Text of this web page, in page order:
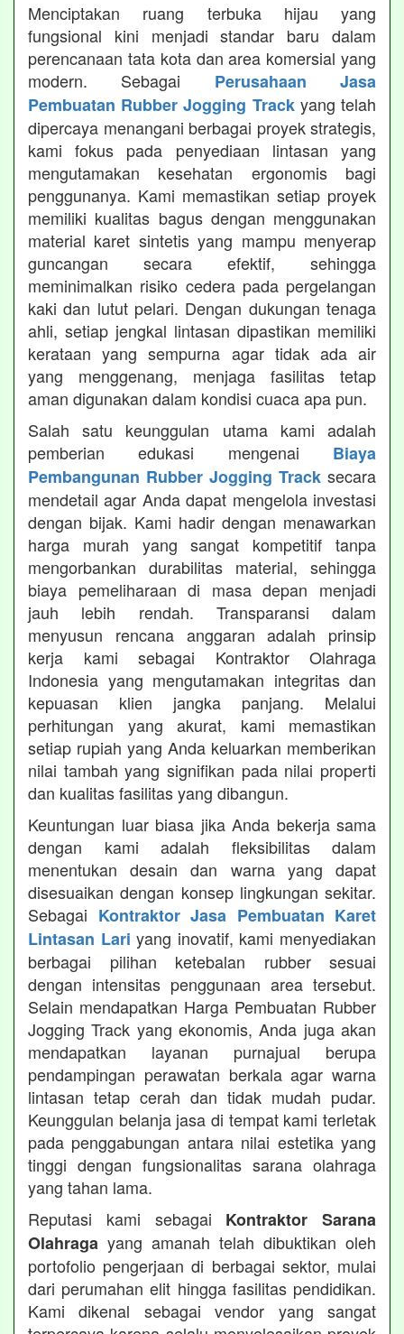
Menciptakan ruang terbuka hijau yang
fungsional kini menjadi standar baru dalam
perencanaan tata kota dan area komersial yang
modern. Sebagai Perusahaan Jasa
Pembuatan Rubber Jogging Trackyang telah
dipercaya menangani berbagai proyek strategis,
kami fokus pada penyediaan lintasan yang
mengutamakan kesehatan ergonomis bagi
penggunanya. Kami memastikan setiap proyek
memiliki kualitas bagus dengan menggunakan
material karet sintetis yang mampu menyerap
guncangan secara efektif, sehingga
meminimalkan risiko cedera pada pergelangan
kaki dan lutut pelari. Dengan dukungan tenaga
ahli, setiap jengkal lintasan dipastikan memiliki
kerataan yang sempurna agar tidak ada air
yang menggenang, menjaga fasilitas tetap
aman digunakan dalam kondisi cuaca apa pun.
Salah satu keunggulan utama kami adalah
pemberian edukasi mengenai Biaya
Pembangunan Rubber Jogging Track secara
mendetail agar Anda dapat mengelola investasi
dengan bijak. Kami hadir dengan menawarkan
harga murah yang sangat kompetitif tanpa
mengorbankan durabilitas material, sehingga
biaya pemeliharaan di masa depan menjadi
jauh lebih rendah. Transparansi dalam
menyusun rencana anggaran adalah prinsip
kerja kami sebagai Kontraktor Olahraga
Indonesia yang mengutamakan integritas dan
kepuasan klien jangka panjang. Melalui
perhitungan yang akurat, kami memastikan
setiap rupiah yang Anda keluarkan memberikan
nilai tambah yang signifikan pada nilai properti
dan kualitas fasilitas yang dibangun.
Keuntungan luar biasa jika Anda bekerja sama
dengan kami adalah fleksibilitas dalam
menentukan desain dan warna yang dapat
disesuaikan dengan konsep lingkungan sekitar.
Sebagai Kontraktor Jasa Pembuatan Karet
Lintasan Lari yang inovatif, kami menyediakan
berbagai pilihan ketebalan rubber sesuai
dengan intensitas penggunaan area tersebut.
Selain mendapatkan Harga Pembuatan Rubber
Jogging Track yang ekonomis, Anda juga akan
mendapatkan layanan purnajual berupa
pendampingan perawatan berkala agar warna
lintasan tetap cerah dan tidak mudah pudar.
Keunggulan belanja jasa di tempat kami terletak
pada penggabungan antara nilai estetika yang
tinggi dengan fungsionalitas sarana olahraga
yang tahan lama.
Reputasi kami sebagai Kontraktor Sarana
Olahraga yang amanah telah dibuktikan oleh
portofolio pengerjaan di berbagai sektor, mulai
dari perumahan elit hingga fasilitas pendidikan.
Kami dikenal sebagai vendor yang sangat